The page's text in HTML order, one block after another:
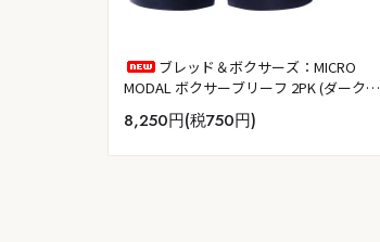
ブレッド＆ボクサーズ：MICRO
MODAL ボクサーブリーフ 2PK (ダークネ
イビー)
8,250円(税750円)